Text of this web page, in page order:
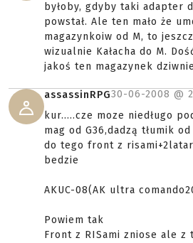
byłoby, gdyby taki adapter
powstał. Ale ten mało że
magazynkoiw od M, to
wizualnie Kałacha do M.
jakoś ten magazynek
assassinRPG30-06-2008 @
kur.....cze moze niedługo
mag od G36,dadzą tłumik
do tego front z
bedzie
AKUC-08(AK ultra
Powiem tak
Front z RISami zniose ale z